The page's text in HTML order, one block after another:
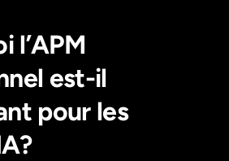
l’APM
est-il
pour les